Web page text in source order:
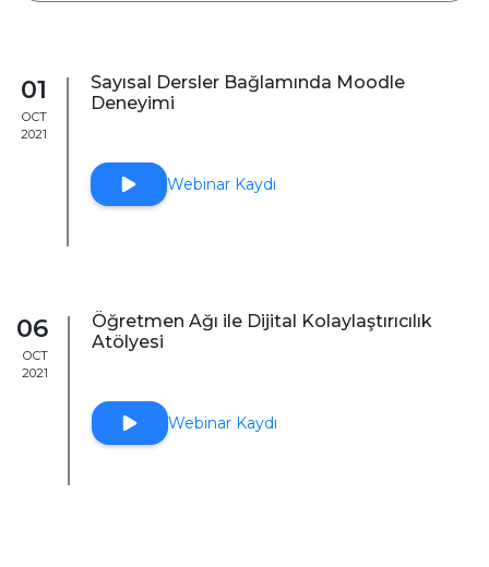
01
OCT
2021
Sayısal Dersler Bağlamında Moodle
Deneyimi
Webinar Kaydı
06
OCT
2021
Öğretmen Ağı ile Dijital Kolaylaştırıcılık
Atölyesi
Webinar Kaydı